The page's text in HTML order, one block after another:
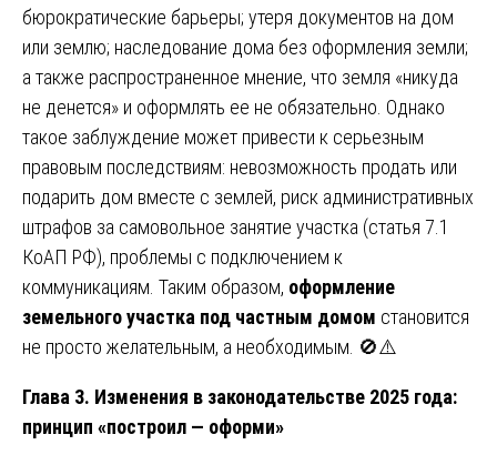
бюрократические барьеры; утеря документов на дом
или землю; наследование дома без оформления земли;
а также распространенное мнение, что земля «никуда
не денется» и оформлять ее не обязательно. Однако
такое заблуждение может привести к серьезным
правовым последствиям: невозможность продать или
подарить дом вместе с землей, риск административных
штрафов за самовольное занятие участка (статья 7.1
КоАП РФ), проблемы с подключением к
коммуникациям. Таким образом, оформление
земельного участка под частным домом становится
не просто желательным, а необходимым. 🚫⚠️
Глава 3. Изменения в законодательстве 2025 года:
принцип «построил — оформи»